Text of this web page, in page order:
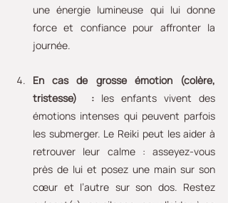
une énergie lumineuse qui lui donne
force et confiance pour affronter la
journée.
En cas de grosse émotion (colère,
tristesse)  : les enfants vivent des
émotions intenses qui peuvent parfois
les submerger. Le Reiki peut les aider à
retrouver leur calme : asseyez-vous
près de lui et posez une main sur son
cœur et l’autre sur son dos. Restez